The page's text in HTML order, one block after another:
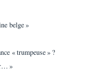
belge »
« trumpeuse » ?
»